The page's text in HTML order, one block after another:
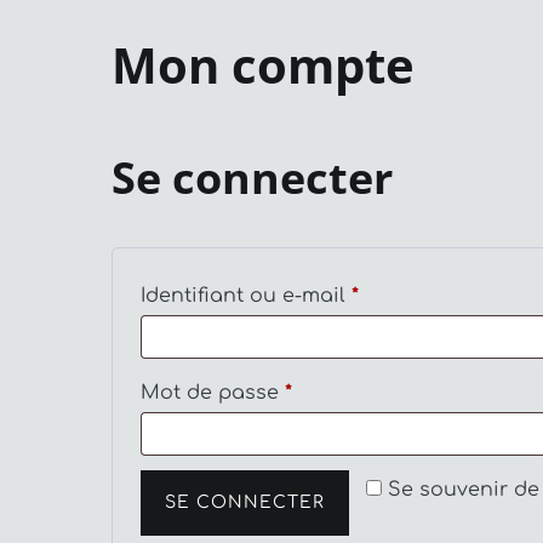
Mon compte
Se connecter
Identifiant ou e-mail *Obligatoire
Mot de passe *Obligatoire
Se souvenir
SE CONNECTER